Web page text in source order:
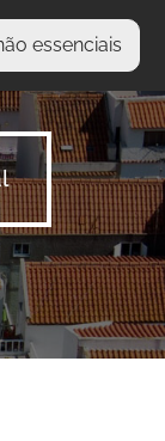
essenciais